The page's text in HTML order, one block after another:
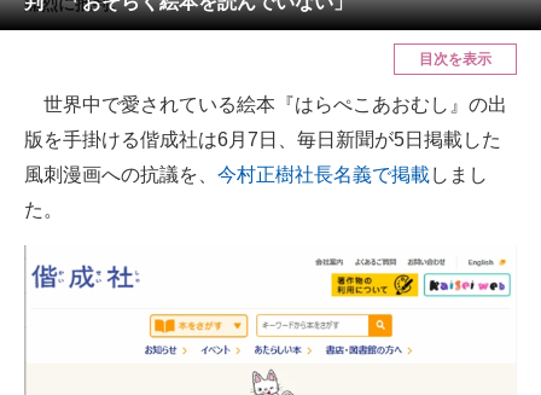
メディア
ITの今と未来を見通す
スマホと通信の最新トレンド
好きが集まる 比べて選べる
ビジネスと働き方のヒント
痛烈に批判。
目次を表示
世界中で愛されている絵本『はらぺこあおむし』の出
版を手掛ける偕成社は6月7日、毎日新聞が5日掲載した
風刺漫画への抗議を、 今村正樹社長名義で掲載しまし
た。